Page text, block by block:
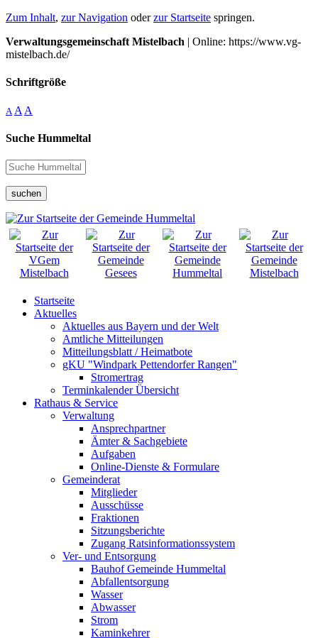
Zum Inhalt, zur Navigation oderzur Startseite springen.
Verwaltungsgemeinschaft Mistelbach | Online: https://www.vg-
mistelbach.de/
Schriftgröße
A A A
Suche Hummeltal
suchen
Startseite
Aktuelles
Aktuelles aus Bayern und der Welt
Amtliche Mitteilungen
Mitteilungsblatt / Heimatbote
gKU "Windpark Pettendorfer Rangen"
Stromertrag
Terminkalender Übersicht
Rathaus & Service
Verwaltung
Ansprechpartner
Ämter & Sachgebiete
Aufgaben
Online-Dienste & Formulare
Gemeinderat
Mitglieder
Ausschüsse
Fraktionen
Sitzungsberichte
Zugang Ratsinformationssystem
Ver- und Entsorgung
Bauhof Gemeinde Hummeltal
Abfallentsorgung
Wasser
Abwasser
Strom
Kaminkehrer